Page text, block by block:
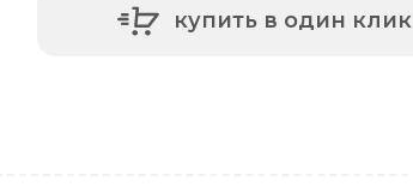
купить в один клик